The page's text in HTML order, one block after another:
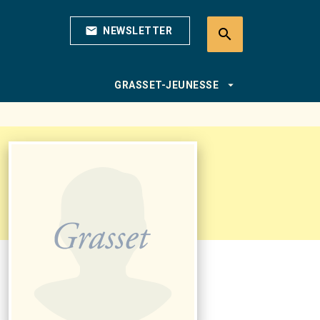
mail NEWSLETTER search
GRASSET-JEUNESSE arrow_drop_down